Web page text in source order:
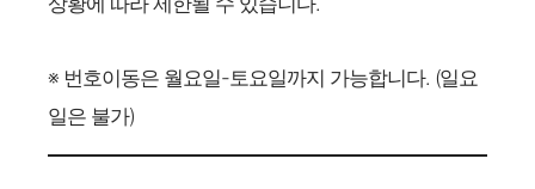
※ 번호이동은 월요일-토요일까지 가능합니다. (일요
일은 불가)